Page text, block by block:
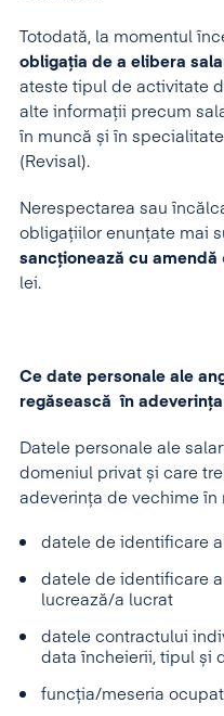
Totodată, la momentul
obligația de a elibera
ateste tipul de activitate
alte informații precum
în muncă și în
(Revisal).
Nerespectarea sau
obligațiilor enunțate mai
sancționează cu amendă
lei.
Ce date personale ale
regăsească în
Datele personale ale
domeniul privat și care
adeverința de vechime
datele de identificare
datele de identificare
lucrează/a lucrat
datele contractului
data încheierii, tipul și
funcția/meseria